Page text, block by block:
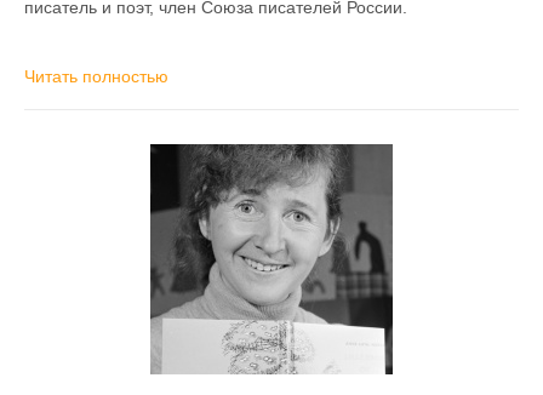
писатель и поэт, член Союза писателей России.
Читать полностью